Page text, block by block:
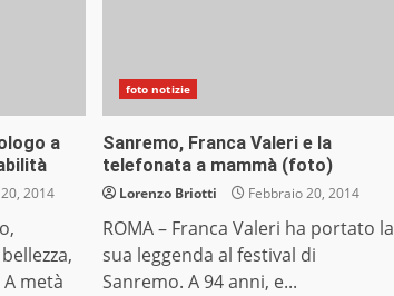
a
2014
metà
foto notizie
Sanremo, Franca Valeri e la
telefonata a mammà (foto)
Lorenzo Briotti Febbraio 20, 2014
ROMA – Franca Valeri ha portato la
sua leggenda al festival di
Sanremo. A 94 anni, e...